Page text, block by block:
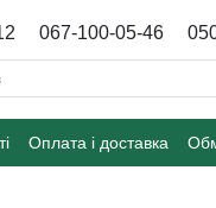
067-100-05-46
Оплата і доставка